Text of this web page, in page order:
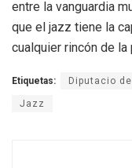
entre la vanguardia
que el jazz tiene la
cualquier rincón de la
Etiquetas: Diputacio
Jazz